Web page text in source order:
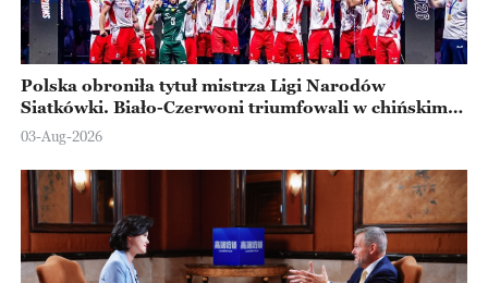
Polska obroniła tytuł mistrza Ligi Narodów
Siatkówki. Biało-Czerwoni triumfowali w chińskim
Ningbo
03-Aug-2026